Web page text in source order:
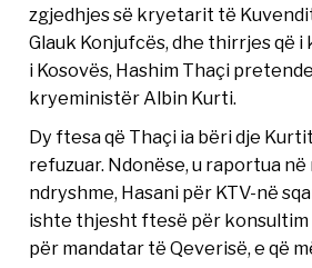
zgjedhjes së kryetarit të
Glauk Konjufcës, dhe thirrjes që
i Kosovës, Hashim Thaçi
kryeministër Albin Kurti.
Dy ftesa që Thaçi ia bëri dje
refuzuar. Ndonëse, u raportua
ndryshme, Hasani për KTV-në
ishte thjesht ftesë për
për mandatar të Qeverisë, e që